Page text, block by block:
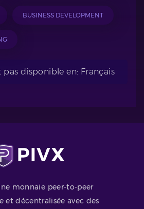
BUSINESS DEVELOPMENT
pas disponible en: Français
monnaie peer-to-peer
et décentralisée avec des